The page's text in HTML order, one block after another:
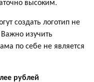
создать логотип не
изучить
по себе не является
рублей